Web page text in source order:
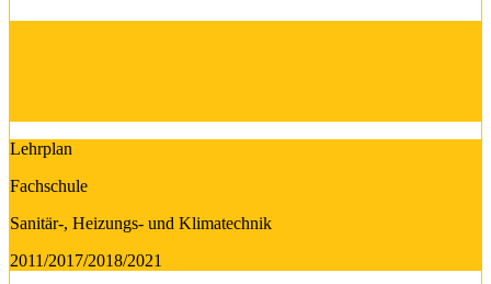
Lehrplan
Fachschule
Sanitär-, Heizungs- und Klimatechnik
2011/2017/2018/2021